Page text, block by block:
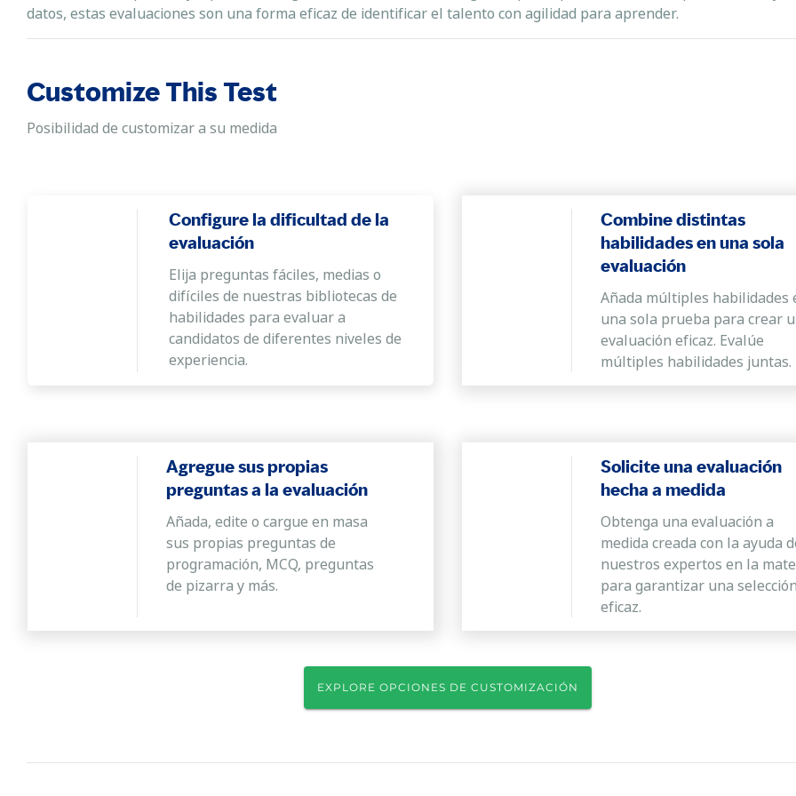
datos, estas evaluaciones son una forma eficaz de identificar el talento con agilidad para aprender.
Customize This Test
Posibilidad de customizar a su medida
Configure la dificultad de la
evaluación
Elija preguntas fáciles, medias o
difíciles de nuestras bibliotecas de
habilidades para evaluar a
candidatos de diferentes niveles de
experiencia.
Combine distintas
habilidades en una sola
evaluación
Añada múltiples habilidades
una sola prueba para crear
evaluación eficaz. Evalúe
múltiples habilidades juntas.
Agregue sus propias
preguntas a la evaluación
Añada, edite o cargue en masa
sus propias preguntas de
programación, MCQ, preguntas
de pizarra y más.
Solicite una evaluación
hecha a medida
Obtenga una evaluación a
medida creada con la ayuda
nuestros expertos en la
para garantizar una selección
eficaz.
EXPLORE OPCIONES DE CUSTOMIZACIÓN